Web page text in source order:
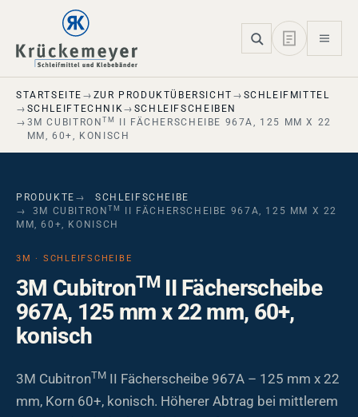
Skip to main navigation
Skip to main content
Skip to page footer
STARTSEITE ZUR PRODUKTÜBERSICHT
SCHLEIFMITTEL
SCHLEIFTECHNIK
SCHLEIFSCHEIBEN
3M CUBITRON TM
II FÄCHERSCHEIBE 967A, 125 MM X 22
MM, 60+, KONISCH
PRODUKTE
SCHLEIFSCHEIBE
3M CUBITRON TM
II FÄCHERSCHEIBE 967A, 125 MM X 22
MM, 60+, KONISCH
3M · SCHLEIFSCHEIBE
3M CubitronTMII Fächerscheibe
967A, 125 mm x 22 mm, 60+,
konisch
3M CubitronTM II Fächerscheibe 967A – 125 mm x 22
mm, Korn 60+, konisch. Höherer Abtrag bei mittlerem